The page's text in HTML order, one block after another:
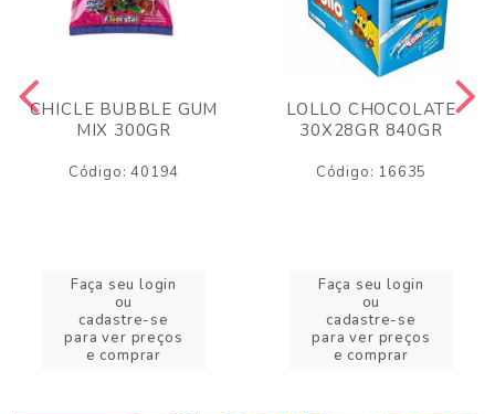
CHICLE BUBBLE GUM
MIX 300GR
Código: 40194
Faça seu login
ou
cadastre-se
para ver preços
e comprar
LOLLO CHOCOLATE
30X28GR 840GR
Código: 16635
Faça seu login
ou
cadastre-se
para ver preços
e comprar